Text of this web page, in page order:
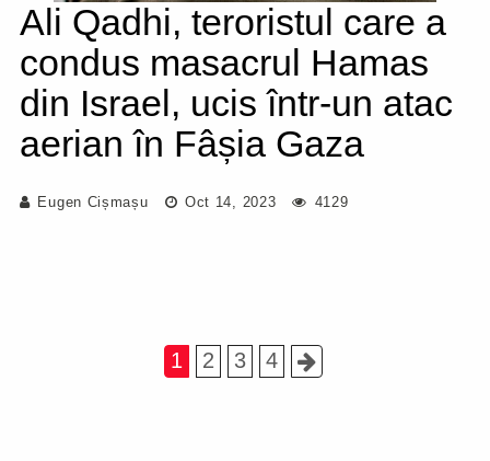
Ali Qadhi, teroristul care a
condus masacrul Hamas
din Israel, ucis într-un atac
aerian în Fâșia Gaza
Eugen Cișmașu Oct 14, 2023 4129
1 2 3 4